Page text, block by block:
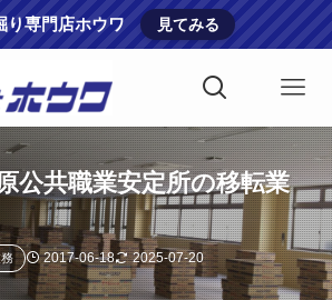
り専門店ホウワ 見てみる
公共職業安定所の移転業
2017-06-18 2025-07-20